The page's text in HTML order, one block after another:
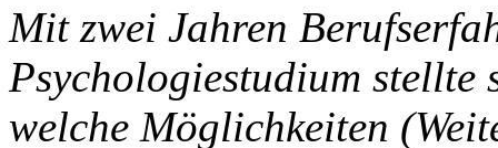
Mit zwei Jahren
Psychologiestudium
welche Möglichkeiten